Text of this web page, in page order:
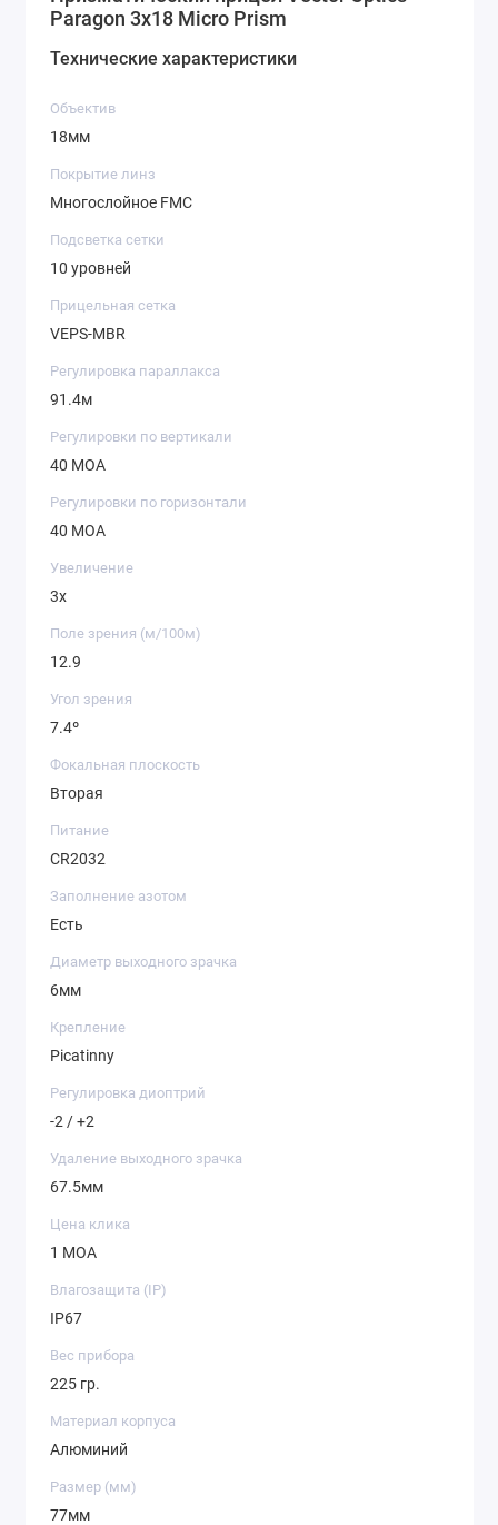
Paragon 3x18 Micro Prism
Технические характеристики
Объектив
18мм
Покрытие линз
Многослойное FMC
Подсветка сетки
10 уровней
Прицельная сетка
VEPS-MBR
Регулировка параллакса
91.4м
Регулировки по вертикали
40 МОА
Регулировки по горизонтали
40 МОА
Увеличение
3x
Поле зрения (м/100м)
12.9
Угол зрения
7.4º
Фокальная плоскость
Вторая
Питание
CR2032
Заполнение азотом
Есть
Диаметр выходного зрачка
6мм
Крепление
Picatinny
Регулировка диоптрий
-2 / +2
Удаление выходного зрачка
67.5мм
Цена клика
1 МОА
Влагозащита (IP)
IP67
Вес прибора
225 гр.
Материал корпуса
Алюминий
Размер (мм)
77мм